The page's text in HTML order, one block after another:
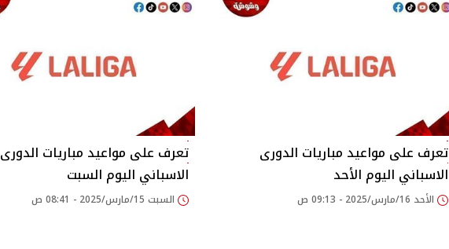
تعرف على مواعيد مباريات الدورى
الاسباني اليوم الأحد
الأحد 16/مارس/2025 - 09:13 ص
تعرف على مواعيد مباريات الدورى
الاسباني اليوم السبت
السبت 15/مارس/2025 - 08:41 ص